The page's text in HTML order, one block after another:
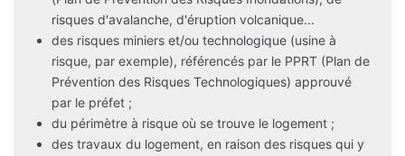
risques d'avalanche, d'éruption volcanique...
des risques miniers et/ou technologique (usine à
risque, par exemple), référencés par le PPRT (Plan de
Prévention des Risques Technologiques) approuvé
par le préfet ;
du périmètre à risque où se trouve le logement ;
des travaux du logement, en raison des risques qui y